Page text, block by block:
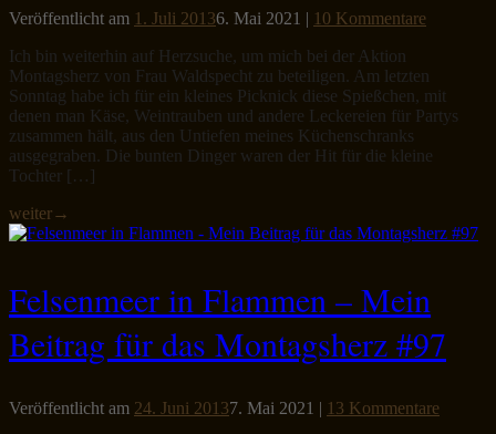
Veröffentlicht am 1. Juli 20136. Mai 2021 | 10 Kommentare
Ich bin weiterhin auf Herzsuche, um mich bei der Aktion
Montagsherz von Frau Waldspecht zu beteiligen. Am letzten
Sonntag habe ich für ein kleines Picknick diese Spießchen, mit
denen man Käse, Weintrauben und andere Leckereien für Partys
zusammen hält, aus den Untiefen meines Küchenschranks
ausgegraben. Die bunten Dinger waren der Hit für die kleine
Tochter […]
weiter→
Felsenmeer in Flammen – Mein
Beitrag für das Montagsherz #97
Veröffentlicht am 24. Juni 20137. Mai 2021 | 13 Kommentare